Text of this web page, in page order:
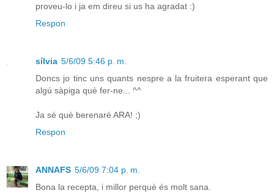
proveu-lo i ja em direu si us ha agradat :)
Respon
sílvia 5/6/09 5:46 p. m.
Doncs jo tinc uns quants nespre a la fruitera esperant que
algú sàpiga què fer-ne... ^^
Ja sé què berenaré ARA! ;)
Respon
ANNAFS 5/6/09 7:04 p. m.
Bona la recepta, i millor perquè és molt sana.